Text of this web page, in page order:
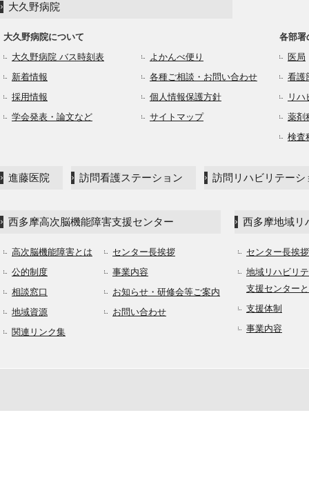
大久野病院
大久野病院について
大久野病院 バス時刻表
よかんべ便り
新着情報
各種ご相談・お問い合わせ
採用情報
個人情報保護方針
学会発表・論文など
サイトマップ
各部署
医局
看護
リ
薬剤
検査
進藤医院 訪問看護ステーション 訪問リハビリテーシ
西多摩高次脳機能障害支援センター
高次脳機能障害とは
公的制度
相談窓口
地域資源
関連リンク集
センター長挨拶
事業内容
お知らせ・研修会等ご案内
お問い合わせ
西多摩地域リ
センター長挨拶
地域リハビリ
支援センター
支援体制
事業内容